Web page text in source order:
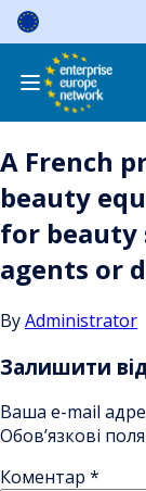
Skip
content
A French
beauty
for beauty
agents or
ByAdministrator
Залишити
Ваша e-mail
Обов’язкові
Коментар *